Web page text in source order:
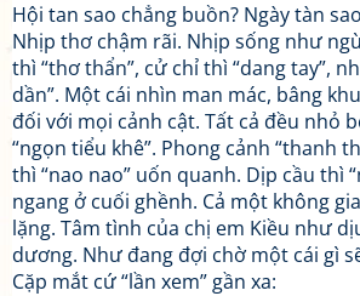
Hội tan sao chẳng buồn? Ngày tàn
Nhịp thơ chậm rãi. Nhịp sống như
thì “thơ thẩn”, cử chỉ thì “dang tay”,
dần”. Một cái nhìn man mác, bâng
đối với mọi cảnh cật. Tất cả đều nhỏ
“ngọn tiểu khê”. Phong cảnh “thanh
thì “nao nao” uốn quanh. Dịp cầu thì
ngang ở cuối ghềnh. Cả một không
lặng. Tâm tình của chị em Kiều như
dương. Như đang đợi chờ một cái gì
Cặp mắt cứ “lần xem” gần xa: